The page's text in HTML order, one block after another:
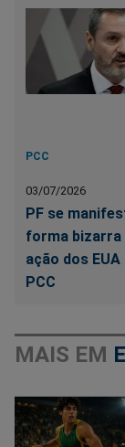
PCC
03/07/2026
PF se
forma bizarra
ação dos
PCC
MAIS EM